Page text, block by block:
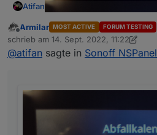
Atifan
Offline
Armilar MOST ACTIVE FORUM TESTING
schrieb am 14. Sept. 2022, 11:22
zuletzt editiert von Armilar
@atifan sagte in Sonoff NSPanel